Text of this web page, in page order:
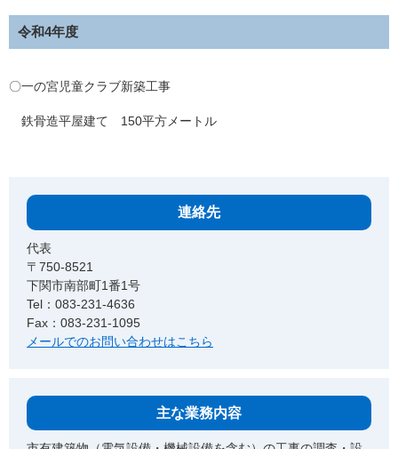
令和4年度
〇一の宮児童クラブ新築工事
鉄骨造平屋建て 150平方メートル
連絡先
代表
〒750-8521
下関市南部町1番1号
Tel：083-231-4636
Fax：083-231-1095
メールでのお問い合わせはこちら
主な業務内容